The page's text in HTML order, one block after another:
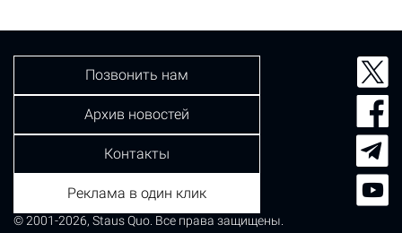
© 2001-2026, Staus Quo. Все права защищены.
Позвонить нам
Архив новостей
Контакты
Реклама в один клик